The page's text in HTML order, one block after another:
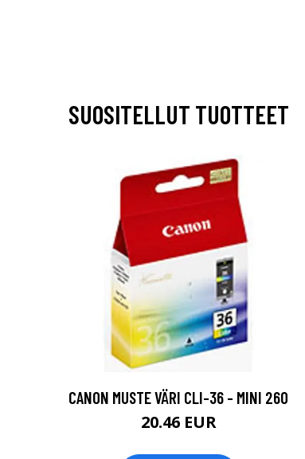
SUOSITELLUT TUOTTEET
CANON MUSTE VÄRI CLI-36 - MINI 260
20.46 EUR